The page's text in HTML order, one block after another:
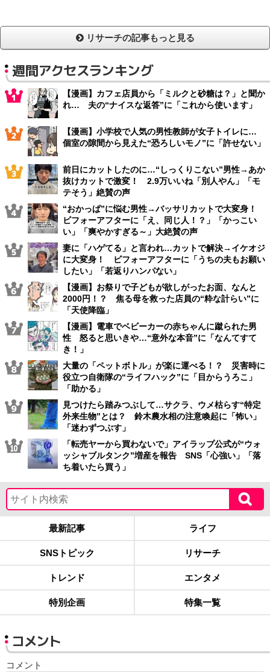
リサーチの記事もっと見る
週間アクセスランキング
【漫画】カフェ店員から「ミルクと砂糖は？」と聞か
れ… 夫の“ナイスな返答”に「これから使います」
【漫画】小学校で人気の男性教師が女子トイレに…
個室の隙間から見えた“恐ろしいモノ”に「許せない」
前日にカットしたのに…“しっくりこない”男性→あか
抜けカットで激変！ 2.9万いいね「別人やん」「モ
テそう」絶賛の声
“おかっぱ”に悩む男性→バッサリカットで大変身！
ビフォーアフターに「え、同じ人！？」「かっこい
い」「爽やかすぎる～」大絶賛の声
妻に「ハゲてる」と言われ…カットで解決→イケオジ
に大変身！ ビフォーアフターに「うちの夫もお願い
したい」「若返りハンパない」
【漫画】お祭りで子どもが欲しがったお面、なんと
2000円！？ 焦る母を救った店員の“粋な計らい”に
「天使降臨」
【漫画】電車でベビーカーの赤ちゃんに蹴られた男
性 怒ると思いきや…“意外な本音”に「なんてすて
き！」
大量の「ペットボトル」が楽に運べる！？ 災害時に
役立つ自衛隊の“ライフハック”に「目からうろこ」
「助かる」
見つけたら踏みつぶして…サクラ、ウメ枯らす“特定
外来生物”とは？ 鈴木農水相の注意喚起に「怖い」
「迷わずつぶす」
「転売ヤーから買わないで」アイラップ公式が“ウォ
ッシャブルタンク”増産を報告 SNS「心強い」「落
ち着いたら買う」
最新記事 ライフ
SNSトピック リサーチ
トレンド エンタメ
特別企画 特集一覧
コメント
コメント